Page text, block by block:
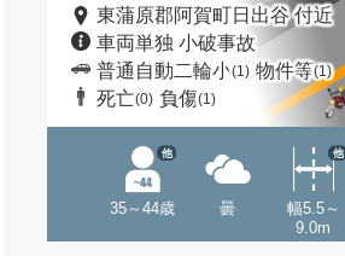
東蒲原郡阿賀町日出谷 付近
車両単独 小破事故
普通自動二輪小(1) 物件等(1)
死亡(0) 負傷(1)
35～44歳
他
曇
幅5.5～
9.0m
他